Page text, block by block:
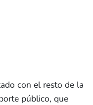
con el resto de la
público, que